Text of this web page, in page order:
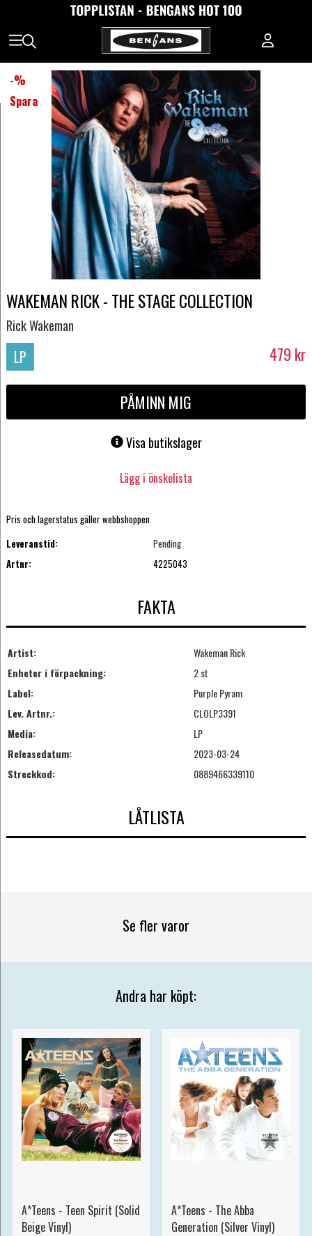
-%
Spara
WAKEMAN RICK - THE STAGE COLLECTION
Rick Wakeman
LP 479 kr
PÅMINN MIG
Visa butikslager
Lägg i önskelista
Pris och lagerstatus gäller webbshoppen
Leveranstid:
Pending
Artnr:
4225043
FAKTA
Artist:
Wakeman Rick
Enheter i förpackning:
2 st
Label:
Purple Pyram
Lev. Artnr.:
CLOLP3391
Media:
LP
Releasedatum:
2023-03-24
Streckkod:
0889466339110
LÅTLISTA
Se fler varor
Andra har köpt:
A*Teens - Teen Spirit (Solid
Beige Vinyl)
A*Teens - The Abba
Generation (Silver Vinyl)